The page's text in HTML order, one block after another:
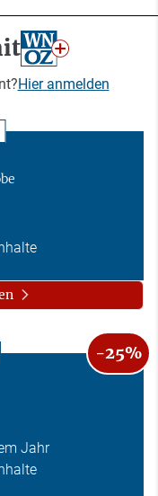
Hier anmelden
-25%
Jahr